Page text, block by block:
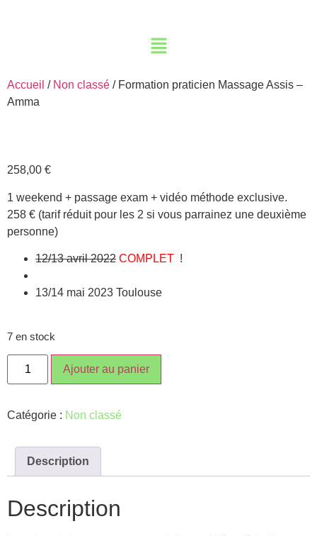
Accueil / Non classé / Formation praticien Massage Assis –
Amma
258,00 €
1 weekend + passage exam + vidéo méthode exclusive.
258 € (tarif réduit pour les 2 si vous parrainez une deuxième
personne)
12/13 avril 2022 COMPLET !
13/14 mai 2023 Toulouse
7 en stock
Ajouter au panier
Catégorie : Non classé
Description
Description